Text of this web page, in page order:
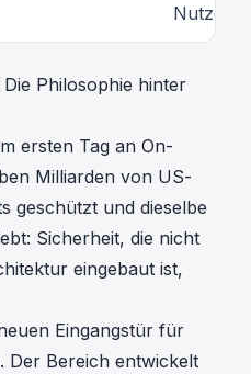
Nutzers
Philosophie hinter
ersten Tag an On-
Milliarden von US-
geschützt und dieselbe
Sicherheit, die nicht
eingebaut ist,
Eingangstür für
Der Bereich entwickelt